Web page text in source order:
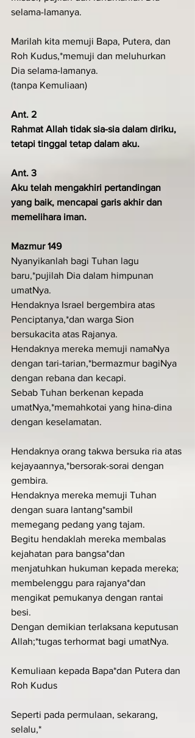
selama-lamanya.
Marilah kita memuji Bapa, Putera, dan
Roh Kudus,*memuji dan meluhurkan
Dia selama-lamanya.
(tanpa Kemuliaan)
Ant. 2
Rahmat Allah tidak sia-sia dalam diriku,
tetapi tinggal tetap dalam aku.
Ant. 3
Aku telah mengakhiri pertandingan
yang baik, mencapai garis akhir dan
memelihara iman.
Mazmur 149
Nyanyikanlah bagi Tuhan lagu
baru,*pujilah Dia dalam himpunan
umatNya.
Hendaknya Israel bergembira atas
Penciptanya,*dan warga Sion
bersukacita atas Rajanya.
Hendaknya mereka memuji namaNya
dengan tari-tarian,*bermazmur bagiNya
dengan rebana dan kecapi.
Sebab Tuhan berkenan kepada
umatNya,*memahkotai yang hina-dina
dengan keselamatan.
Hendaknya orang takwa bersuka ria atas
kejayaannya,*bersorak-sorai dengan
gembira.
Hendaknya mereka memuji Tuhan
dengan suara lantang*sambil
memegang pedang yang tajam.
Begitu hendaklah mereka membalas
kejahatan para bangsa*dan
menjatuhkan hukuman kepada mereka;
membelenggu para rajanya*dan
mengikat pemukanya dengan rantai
besi.
Dengan demikian terlaksana keputusan
Allah;*tugas terhormat bagi umatNya.
Kemuliaan kepada Bapa*dan Putera dan
Roh Kudus
Seperti pada permulaan, sekarang,
selalu,*